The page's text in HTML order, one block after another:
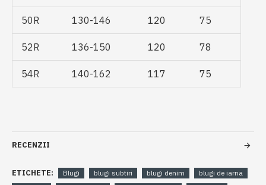
50R 130-146 120 75
52R 136-150 120 78
54R 140-162 117 75
RECENZII
ETICHETE: Blugi blugi subtiri blugi denim
blugi de iarna